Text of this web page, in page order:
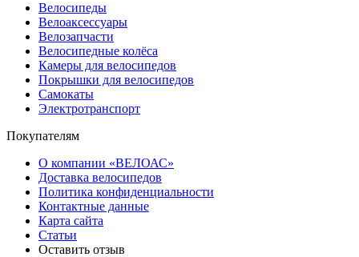
Велосипеды
Велоаксессуары
Велозапчасти
Велосипедные колёса
Камеры для велосипедов
Покрышки для велосипедов
Самокаты
Электротранспорт
Покупателям
О компании «ВЕЛОАС»
Доставка велосипедов
Политика конфиденциальности
Контактные данные
Карта сайта
Статьи
Оставить отзыв